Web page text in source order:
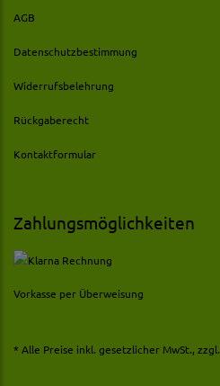
AGB
Datenschutzbestimmung
Widerrufsbelehrung
Rückgaberecht
Kontaktformular
Zahlungsmöglichkeiten
Vorkasse per Überweisung
* Alle Preise inkl. gesetzlicher MwSt., zzgl.